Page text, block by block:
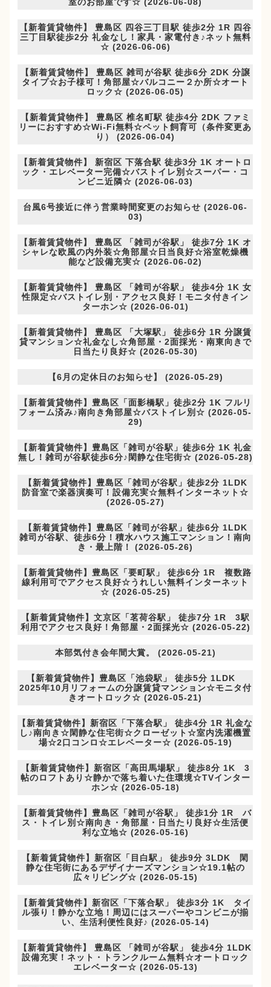
室のお部屋です☆ (2026-06-08)
【新着賃貸物件】 豊島区 四谷三丁目駅 徒歩2分 1R 四谷
三丁目駅徒歩2分 礼金なし！家具・家電付き♪ネット無料
☆ (2026-06-06)
【新着賃貸物件】 豊島区 雑司が谷駅 徒歩6分 2DK 分譲
タイプ☆お子様可！角部屋☆バルコニー２か所☆オート
ロック☆ (2026-06-05)
【新着賃貸物件】 豊島区 椎名町駅 徒歩4分 2DK ファミ
リーにおすすめ☆Wi-Fi無料☆ペット飼育可（条件変更あ
り） (2026-06-04)
【新着賃貸物件】 新宿区 下落合駅 徒歩3分 1K オートロ
ック・エレベーター完備☆バストイレ別☆スーパー・コ
ンビニ近隣☆ (2026-06-03)
台風6号接近に伴う営業時間変更のお知らせ (2026-06-
03)
【新着賃貸物件】 豊島区 「雑司が谷駅」 徒歩7分 1K オ
シャレな欧風の内外装☆角部屋☆日当良好☆浴室乾燥機
能など設備充実☆ (2026-06-02)
【新着賃貸物件】 豊島区 「雑司が谷駅」 徒歩4分 1K 女
性限定☆バストイレ別・アクセス良好！モニタ付きイン
ターホン☆ (2026-06-01)
【新着賃貸物件】 豊島区 「大塚駅」 徒歩6分 1R 分譲賃
貸マンション☆礼金なし☆角部屋・2面採光・南東向きで
日当たり良好☆ (2026-05-30)
【6月の定休日のお知らせ】 (2026-05-29)
【新着賃貸物件】豊島区「面影橋駅」徒歩2分 1K フルリ
フォーム済み♪南向き角部屋☆バストイレ別☆ (2026-05-
29)
【新着賃貸物件】豊島区「雑司が谷駅」徒歩6分 1K 礼金
無し！雑司が谷駅徒歩6分♪閑静な住宅街☆ (2026-05-28)
【新着賃貸物件】豊島区「雑司が谷駅」徒歩2分 1LDK
防音室で楽器演奏可！設備充実☆無料インターネット☆
(2026-05-27)
【新着賃貸物件】豊島区「雑司が谷駅」徒歩6分 1LDK
雑司が谷駅、徒歩6分！積水ハウス施工マンション！南向
き・最上階！ (2026-05-26)
【新着賃貸物件】豊島区「要町駅」 徒歩6分 1R 複数路
線利用可でアクセス良好☆うれしい無料インターネット
☆ (2026-05-25)
【新着賃貸物件】文京区「茗荷谷駅」 徒歩7分 1R 3駅
利用でアクセス良好！角部屋・2面採光☆ (2026-05-22)
本部気付き会年間大賞。 (2026-05-21)
【新着賃貸物件】豊島区「池袋駅」 徒歩5分 1LDK
2025年10月リフォームの分譲賃貸マンション☆モニタ付
きオートロック☆ (2026-05-21)
【新着賃貸物件】新宿区「下落合駅」 徒歩4分 1R 礼金な
し♪南向き☆閑静な住宅街☆クローゼット☆室内洗濯機置
場☆2口コンロ☆エレベーター☆ (2026-05-19)
【新着賃貸物件】新宿区「高田馬場駅」 徒歩8分 1K 3
帖のロフトあり☆静かで落ち着いた住環境☆TVインター
ホン☆ (2026-05-18)
【新着賃貸物件】豊島区「雑司が谷駅」 徒歩1分 1R バ
ス・トイレ別☆南向き・角部屋・日当たり良好☆生活便
利な立地☆ (2026-05-16)
【新着賃貸物件】新宿区「目白駅」 徒歩9分 3LDK 閑
静な住宅街にあるデザイナーズマンション☆19.1帖の
広々リビング☆ (2026-05-15)
【新着賃貸物件】新宿区「下落合駅」 徒歩3分 1K タイ
ル張り！静かな立地！周辺にはスーパーやコンビニが揃
い、生活利便性良好♪ (2026-05-14)
【新着賃貸物件】 豊島区 「雑司が谷駅」 徒歩4分 1LDK
設備充実！ネット・トランクルーム無料☆オートロック
エレベーター☆ (2026-05-13)